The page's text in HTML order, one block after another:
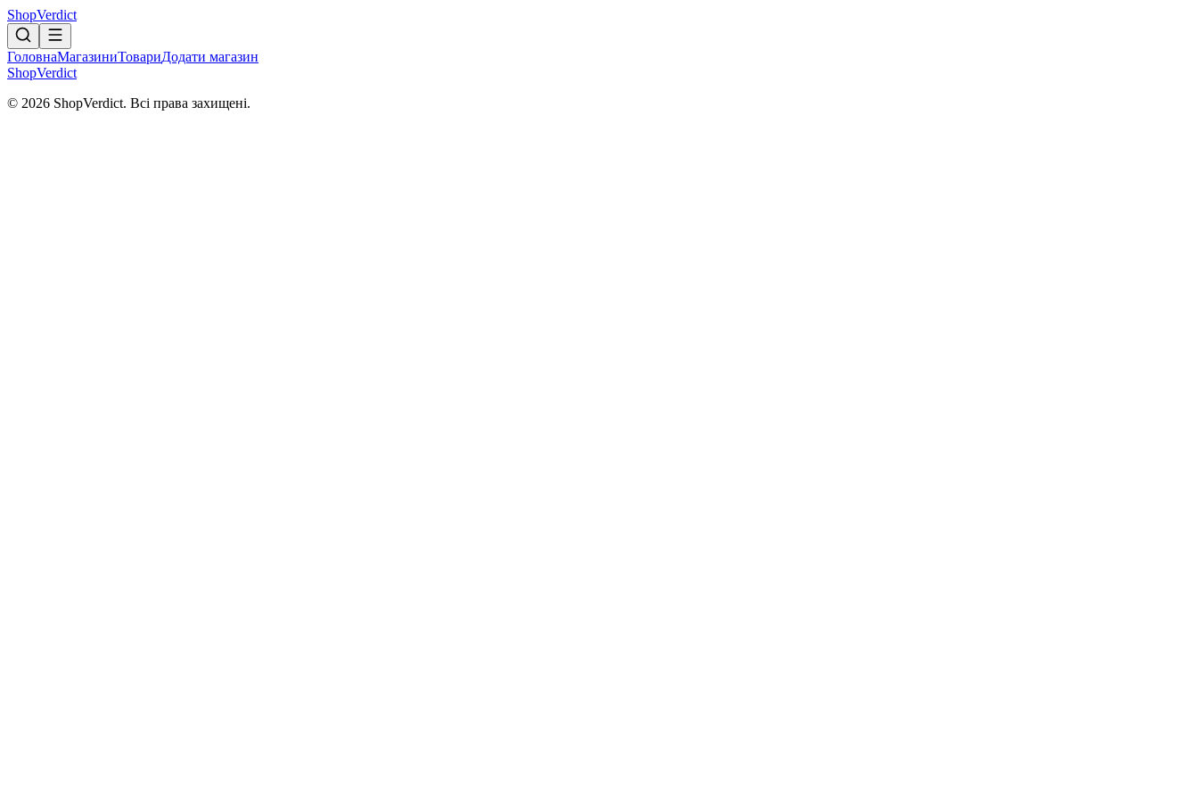
ShopVerdict
ГоловнаМагазиниТовариДодати магазин
ShopVerdict
© 2026 ShopVerdict. Всі права захищені.